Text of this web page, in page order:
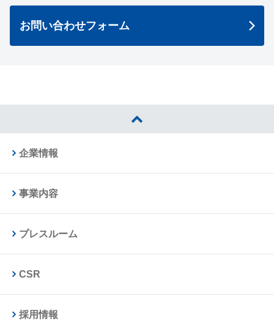
お問い合わせフォーム
企業情報
事業内容
プレスルーム
CSR
採用情報